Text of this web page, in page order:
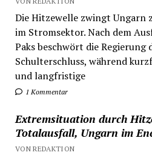
Die Hitzewelle zwingt Ungarn
im Stromsektor. Nach dem
Paks beschwört die Regierung
Schulterschluss, während
und langfristige
1 Kommentar
Extremsituation durch
Totalausfall, Ungarn im
VON REDAKTION